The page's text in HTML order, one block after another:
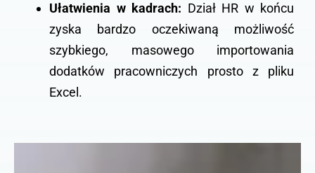
Ułatwienia w kadrach: Dział HR w końcu
zyska bardzo oczekiwaną możliwość
szybkiego, masowego importowania
dodatków pracowniczych prosto z pliku
Excel.